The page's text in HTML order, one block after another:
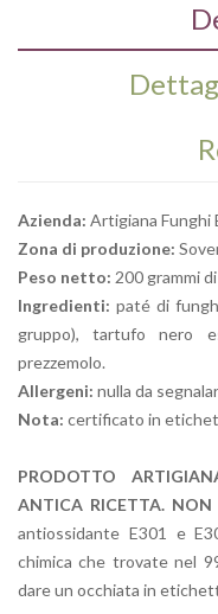
Azienda: Artigiana Funghi
Zona di produzione:
Peso netto: 200 grammi
Ingredienti: paté di
gruppo), tartufo nero
prezzemolo.
Allergeni: nulla da
Nota: certificato in
PRODOTTO
ANTICA RICETTA. NON
antiossidante E301 e
chimica che trovate nel
dare un occhiata in